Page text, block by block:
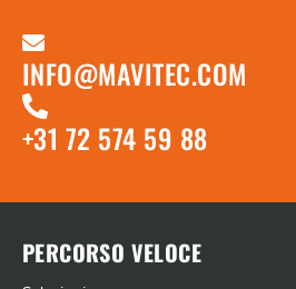
INFO@MAVITEC.COM
+31 72 574 59 88
PERCORSO VELOCE